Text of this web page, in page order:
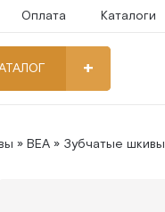
Оплата Каталоги
» BEA » Зубчатые шкивы